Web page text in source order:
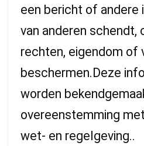
een bericht of andere
van anderen schendt,
rechten, eigendom of
beschermen.Deze
worden
overeenstemming
wet- en regelgeving..